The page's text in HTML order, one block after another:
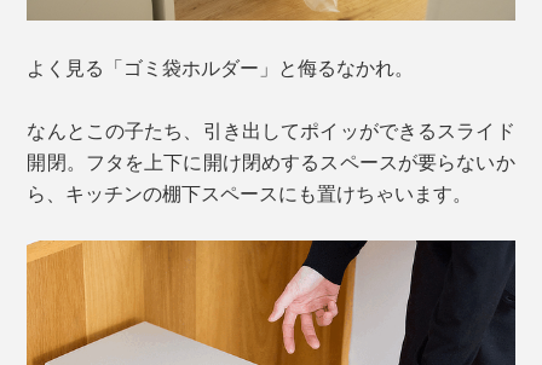
よく見る「ゴミ袋ホルダー」と侮るなかれ。
なんとこの子たち、引き出してポイッができるスライド
開閉。フタを上下に開け閉めするスペースが要らないか
ら、キッチンの棚下スペースにも置けちゃいます。